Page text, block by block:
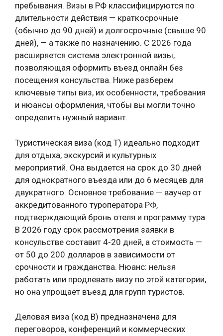
пребывания. Визы в РФ классифицируются по
длительности действия — краткосрочные
(обычно до 90 дней) и долгосрочные (свыше 90
дней), — а также по назначению. С 2026 года
расширяется система электронной визы,
позволяющая оформить въезд онлайн без
посещения консульства. Ниже разберем
ключевые типы виз, их особенности, требования
и нюансы оформления, чтобы вы могли точно
определить нужный вариант.
Туристическая виза (код T) идеально подходит
для отдыха, экскурсий и культурных
мероприятий. Она выдается на срок до 30 дней
для однократного въезда или до 6 месяцев для
двукратного. Основное требование — ваучер от
аккредитованного туроператора РФ,
подтверждающий бронь отеля и программу тура.
В 2026 году срок рассмотрения заявки в
консульстве составит 4-20 дней, а стоимость —
от 50 до 200 долларов в зависимости от
срочности и гражданства. Нюанс: нельзя
работать или продлевать визу по этой категории,
но она упрощает въезд для групп туристов.
Деловая виза (код B) предназначена для
переговоров, конференций и коммерческих